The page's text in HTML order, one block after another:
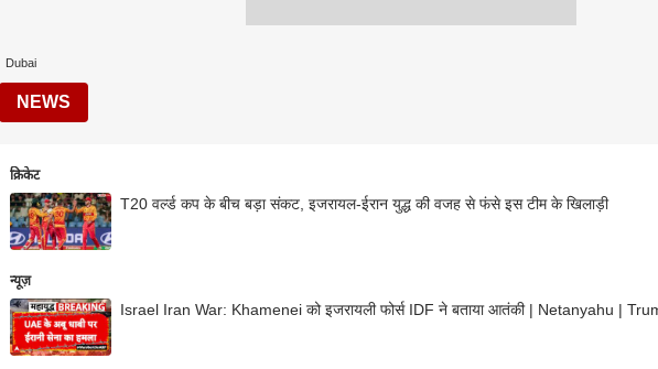
Dubai
NEWS
क्रिकेट
T20 वर्ल्ड कप के बीच बड़ा संकट, इजरायल-ईरान युद्ध की वजह से फंसे इस टीम के खिलाड़ी
न्यूज़
Israel Iran War: Khamenei को इजरायली फोर्स IDF ने